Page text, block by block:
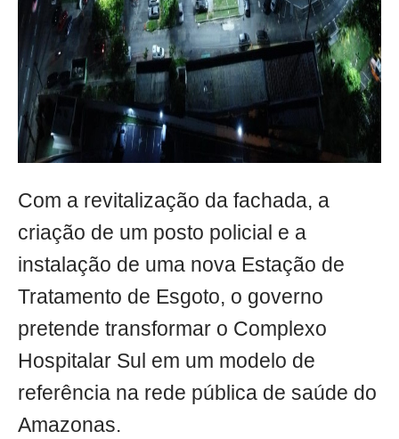
Com a revitalização da fachada, a
criação de um posto policial e a
instalação de uma nova Estação de
Tratamento de Esgoto, o governo
pretende transformar o Complexo
Hospitalar Sul em um modelo de
referência na rede pública de saúde do
Amazonas.